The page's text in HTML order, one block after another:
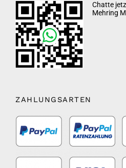
Chatte
Mehring
ZAHLUNGSARTEN